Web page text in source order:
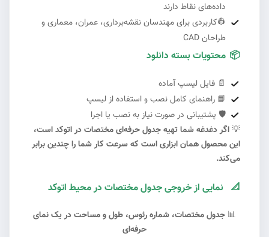
داده‌های نقاط دارند
👷کاربردی برای مهندسان نقشه‌برداری، عمران، معماری و
طراحان CAD
📦 محتویات بسته دانلود
📄 فایل لیسپ آماده
📘 راهنمای کامل نصب و استفاده از لیسپ
🛡️ پشتیبانی در صورت نیاز به نصب یا اجرا
💡اگر دغدغه شما تهیه جدول حرفه‌ای مختصات در اتوکد است،
این محصول همان ابزاری است که سرعت کار شما را چندین برابر
می‌کند.
📐 نمایی از خروجی جدول مختصات در محیط اتوکد
📊 جدول مختصات، شماره رئوس، طول و مساحت در یک نمای
حرفه‌ای